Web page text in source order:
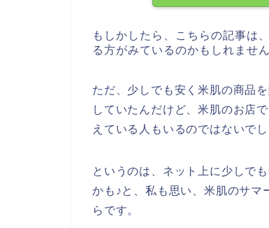
もしかしたら、こちらの記事は
る方がみているのかもしれません
ただ、少しでも安く米肌の商品
していたんだけど、米肌のお店
えている人もいるのではないでし
というのは、ネット上に少しで
かも♪と、私も思い、米肌のサマ
らです。